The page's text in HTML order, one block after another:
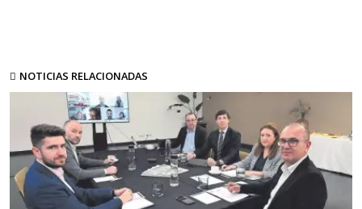
NOTICIAS RELACIONADAS